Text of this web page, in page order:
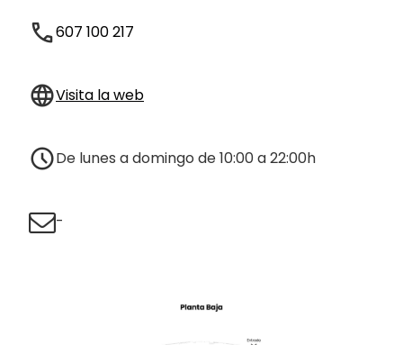
607 100 217
Visita la web
De lunes a domingo de 10:00 a 22:00h
-